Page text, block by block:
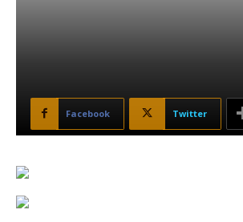
Facebook Twitter